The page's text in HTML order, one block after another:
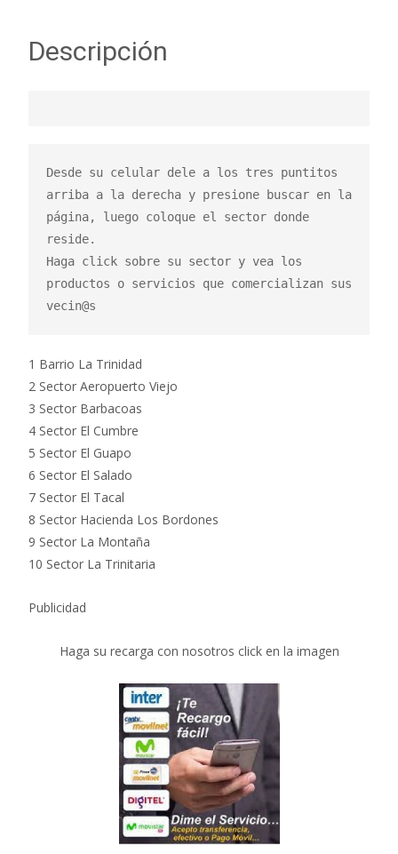
Descripción
Desde su celular dele a los tres puntitos
arriba a la derecha y presione buscar en la
página, luego coloque el sector donde
reside.
Haga click sobre su sector y vea los
productos o servicios que comercializan sus
vecin@s
1 Barrio La Trinidad
2 Sector Aeropuerto Viejo
3 Sector Barbacoas
4 Sector El Cumbre
5 Sector El Guapo
6 Sector El Salado
7 Sector El Tacal
8 Sector Hacienda Los Bordones
9 Sector La Montaña
10 Sector La Trinitaria
Publicidad
Haga su recarga con nosotros click en la imagen